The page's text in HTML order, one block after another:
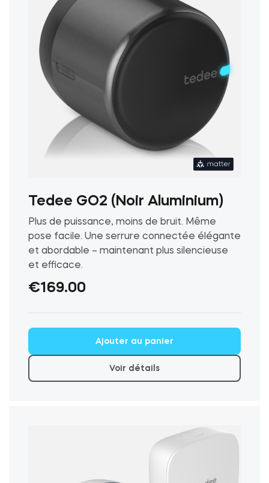
Tedee GO2 (Noir Aluminium)
Plus de puissance, moins de bruit. Même
pose facile. Une serrure connectée élégante
et abordable – maintenant plus silencieuse
et efficace.
€169.00
Ajouter au panier
Voir détails